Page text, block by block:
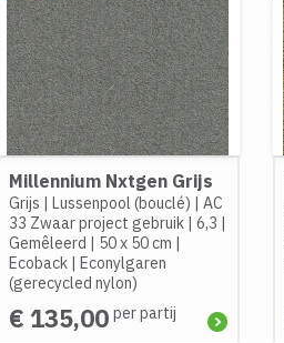
Millennium Nxtgen Grijs
Grijs | Lussenpool (bouclé) | AC
33 Zwaar project gebruik| 6,3 |
Gemêleerd | 50 x 50 cm |
Ecoback| Econylgaren
(gerecycled nylon)
€ 135,00 per partij